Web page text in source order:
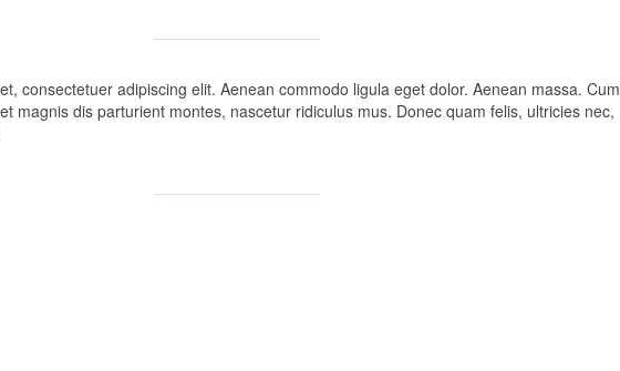
consectetuer adipiscing elit. Aenean commodo ligula eget dolor. Aenean massa. Cum
magnis dis parturient montes, nascetur ridiculus mus. Donec quam felis, ultricies nec,